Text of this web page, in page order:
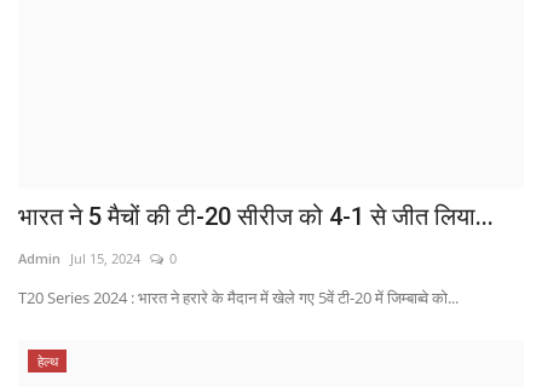
भारत ने 5 मैचों की टी-20 सीरीज को 4-1 से जीत लिया...
Admin Jul 15, 2024 0
T20 Series 2024 : भारत ने हरारे के मैदान में खेले गए 5वें टी-20 में जिम्बाब्वे को...
हेल्थ